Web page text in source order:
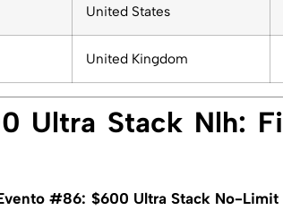
United States
United Kingdom
Ultra Stack Nlh:
#86: $600 Ultra Stack No-Limit